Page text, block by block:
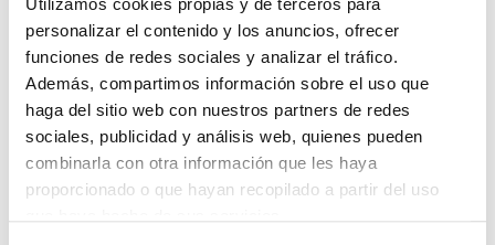
Utilizamos cookies propias y de terceros para
personalizar el contenido y los anuncios, ofrecer
funciones de redes sociales y analizar el tráfico.
Además, compartimos información sobre el uso que
haga del sitio web con nuestros partners de redes
sociales, publicidad y análisis web, quienes pueden
combinarla con otra información que les haya
proporcionado o que hayan recopilado a partir del uso
trastero o envejece mediante técnicas de manualidades
algún mueble que esté "pidiendo papas". Mézclalo con
otros más modernos. ¡Lo tienes!
El estilo industrial bebe de las fábricas: vigas a la vista,
ladrillos, muebles oxidados... Y, del estilo blanco y negro,